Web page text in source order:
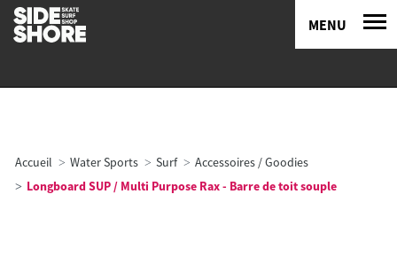
MENU
Accueil Water Sports Surf
Accessoires / Goodies
Longboard SUP / Multi Purpose Rax - Barre de toit souple